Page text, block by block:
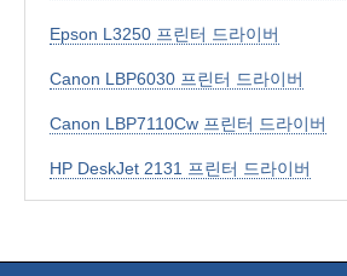
Epson L3250 프린터 드라이버
Canon LBP6030 프린터 드라이버
Canon LBP7110Cw 프린터 드라이버
HP DeskJet 2131 프린터 드라이버